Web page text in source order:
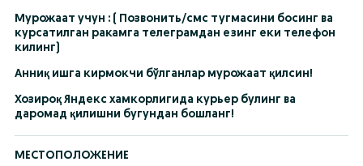
Мурожаат учун : ( Позвонить/смс тугмасини босинг ва
курсатилган ракамга телеграмдан езинг еки телефон
килинг)
Анниқ ишга кирмокчи бўлганлар мурожаат қилсин!
Хозироқ Яндекс хамкорлигида курьер булинг ва
даромад қилишни бугундан бошланг!
МЕСТОПОЛОЖЕНИЕ